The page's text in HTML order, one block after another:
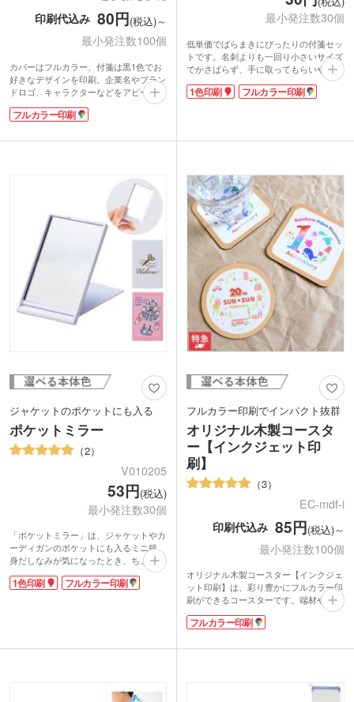
印刷代込み 80円(税込)～
最小発注数100個
カバーはフルカラー、付箋は黒1色でお
好きなデザインを印刷。企業名やブラン
ドロゴ、キャラクターなどをアピールで
きるので、販促効果抜群なノベルティが
制作できます。カバーの内側や裏面にも
ます。
やオープンキャンパスの来場ノベルテ
ィ、卒業記念品や施設のオープン記念品
など幅広いシーンで配布できます。ポス
トインできるサイズなので資料などと一
緒に気軽に郵送も可能です。
フルカラー印刷
最小発注数30個
低単価でばらまきにぴったりの付箋セッ
トです。名刺よりも一回り小さいサイズ
でかさばらず、手に取ってもらいやすい
のがポイント。表紙の窓からカラフルな
付箋が見え、目を引くデザインになって
ザインの販促品がつくれます。付箋は展
1色印刷 フルカラー印刷
ジャケットのポケットにも入る
ポケットミラー
2
V010205
53円(税込)
最小発注数30個
「ポケットミラー」は、ジャケットやカ
ーディガンのポケットにも入るミニ鏡。
身だしなみが気になったとき、ちょっと
メイク直しをしたいとき、サッと取り出
して使えます。女子のマストアイテムを
1色印刷 フルカラー印刷
フルカラー印刷でインパクト抜群
オリジナル木製コースタ
ー【インクジェット印
刷】
3
EC-mdf-i
印刷代込み 85円(税込)～
最小発注数100個
オリジナル木製コースター【インクジェ
ット印刷】は、彩り豊かにフルカラー印
刷ができるコースターです。端材や間伐
材といった廃棄されるはずの木材を繊維
化し、圧縮したファイバーボード(MDF)
作られたエコなアイテムです。反り・割
刷が映えます。パッと目を惹くノベルテ
フルカラー印刷